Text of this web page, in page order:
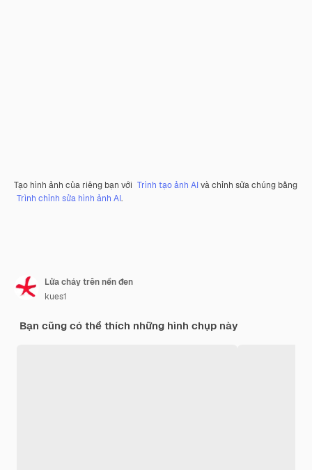
Tạo hình ảnh của riêng bạn với Trình tạo ảnh AIvà chỉnh sửa chúng bằng
Trình chỉnh sửa hình ảnh AI.
Lửa cháy trên nền đen
kues1
Bạn cũng có thể thích những hình chụp này